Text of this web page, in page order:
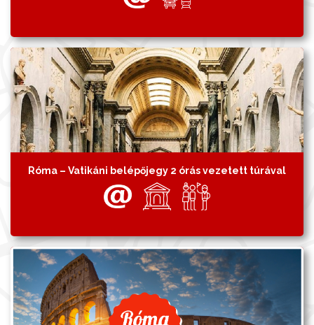
Róma – Vatikáni belépőjegy 2 órás vezetett túrával